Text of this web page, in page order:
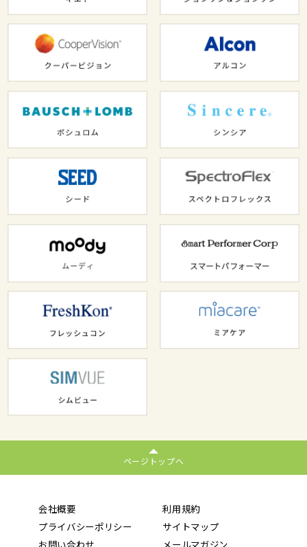
ページトップへ
会社概要
利用規約
プライバシーポリシー
サイトマップ
お問い合わせ
メールマガジン